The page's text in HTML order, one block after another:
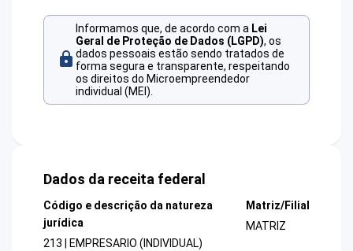
Informamos que, de acordo com a Lei
Geral de Proteção de Dados (LGPD), os
dados pessoais estão sendo tratados de
forma segura e transparente, respeitando
os direitos do Microempreendedor
individual (MEI).
Dados da receita federal
Código e descrição da natureza
jurídica
213 | EMPRESARIO (INDIVIDUAL)
Matriz/Filial
MATRIZ